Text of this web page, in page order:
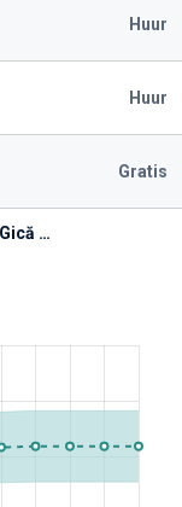
Huur
Huur
Gratis
Clubul Sportiv Academia de Fotbal Gică Popescu